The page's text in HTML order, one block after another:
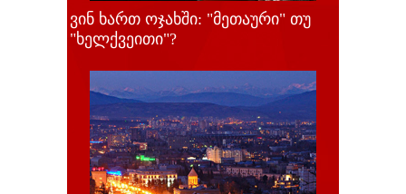
ვინ ხართ ოჯახში: "მეთაური" თუ
"ხელქვეითი"?